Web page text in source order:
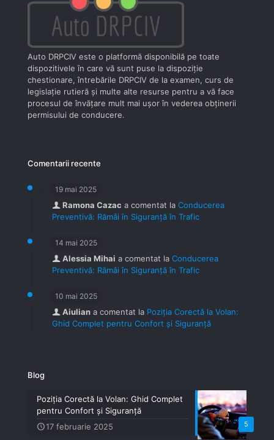
Auto DRPCIV este o platformă disponibilă pe toate
dispozitivele în care vă sunt puse la dispoziţie
chestionare, întrebările DRPCIV de la examen, curs de
legislaţie rutieră şi multe alte resurse pentru a vă face
procesul de învăţare mult mai uşor în vederea obţinerii
permisului de conducere.
Comentarii recente
19 mai 2025
Ramona Cazac a comentat la Conducerea
Preventivă: Rămâi în Siguranță în Trafic
14 mai 2025
Alessia Mihai a comentat la Conducerea
Preventivă: Rămâi în Siguranță în Trafic
10 mai 2025
Aiulian a comentat la Poziția Corectă la Volan:
Ghid Complet pentru Confort și Siguranță
Blog
5
Poziția Corectă la Volan: Ghid Complet
pentru Confort și Siguranță
17 februarie 2025